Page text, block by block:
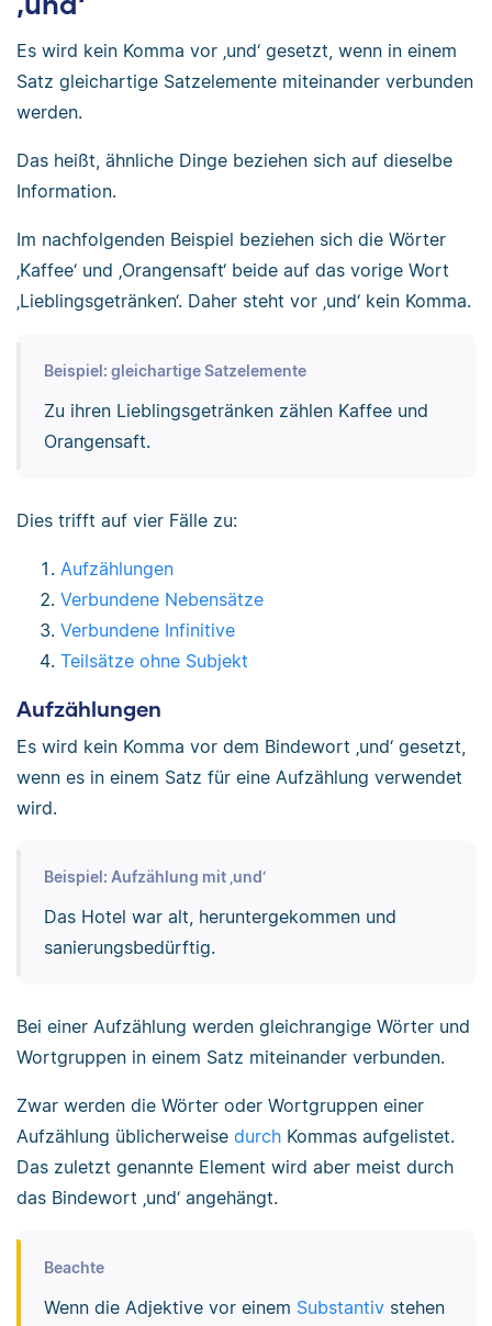
Es wird kein Komma vor ‚und‘ gesetzt, wenn in einem
Satz gleichartige Satzelemente miteinander verbunden
werden.
Das heißt, ähnliche Dinge beziehen sich auf dieselbe
Information.
Im nachfolgenden Beispiel beziehen sich die Wörter
‚Kaffee‘ und ‚Orangensaft‘ beide auf das vorige Wort
‚Lieblingsgetränken‘. Daher steht vor ‚und‘ kein Komma.
Beispiel: gleichartige Satzelemente
Zu ihren Lieblingsgetränken zählen Kaffee und
Orangensaft.
Dies trifft auf vier Fälle zu:
Aufzählungen
Verbundene Nebensätze
Verbundene Infinitive
Teilsätze ohne Subjekt
Aufzählungen
Es wird kein Komma vor dem Bindewort ‚und‘ gesetzt,
wenn es in einem Satz für eine Aufzählung verwendet
wird.
Beispiel: Aufzählung mit ‚und‘
Das Hotel war alt, heruntergekommen und
sanierungsbedürftig.
Bei einer Aufzählung werden gleichrangige Wörter und
Wortgruppen in einem Satz miteinander verbunden.
Zwar werden die Wörter oder Wortgruppen einer
Aufzählung üblicherweise durch Kommas aufgelistet.
Das zuletzt genannte Element wird aber meist durch
das Bindewort ‚und‘ angehängt.
Beachte
Wenn die Adjektive vor einem Substantivstehen